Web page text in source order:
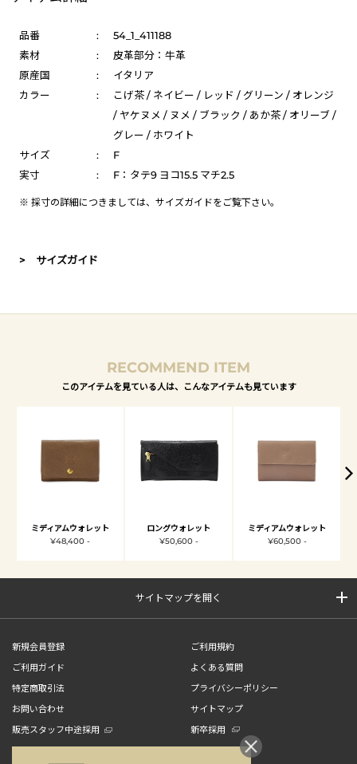
品番 :
54_1_411188
素材
:
皮革部分：牛革
原産国
:
イタリア
カラー
:
こげ茶 / ネイビー / レッド / グリーン / オレンジ
/ ヤケヌメ / ヌメ / ブラック / あか茶 / オリーブ /
グレー / ホワイト
サイズ
:
F
実寸
: F：タテ9 ヨコ15.5 マチ2.5
※ 採寸の詳細につきましては、 サイズガイドをご覧下さい。
> サイズガイド
RECOMMEND ITEM
このアイテムを見ている人は、こんなアイテムも見ています
ミディアムウォレット
¥48,400 -
ロングウォレット
¥50,600 -
ミディアムウォレット
¥60,500 -
サイトマップを開く
新規会員登録
ご利用規約
ご利用ガイド
よくある質問
特定商取引法
プライバシーポリシー
お問い合わせ
サイトマップ
販売スタッフ中途採用
新卒採用